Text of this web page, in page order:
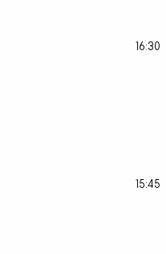
16:30
15:45